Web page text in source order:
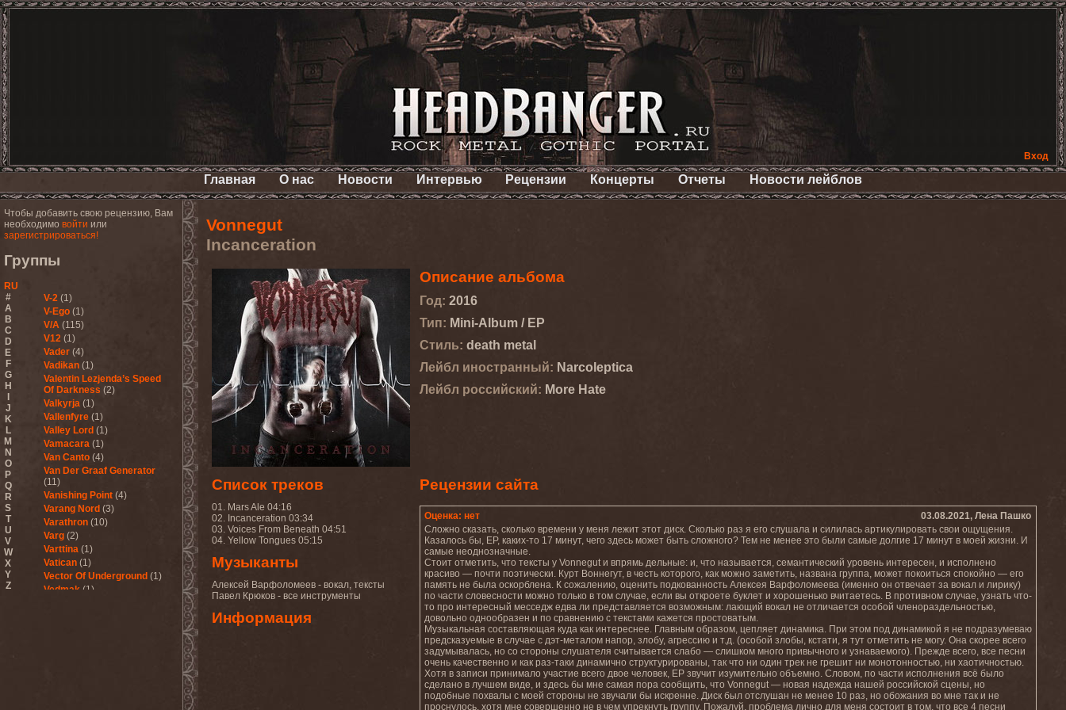
Вход
Главная О нас Новости Интервью Рецензии Концерты Отчеты Новости лейблов
Чтобы добавить свою рецензию, Вам
необходимо войти или
зарегистрироваться!
Группы
RU
#
A
B
C
D
E
F
G
H
J
K
L
M
N
O
P
Q
R
S
T
U
V
W
X
Y
Z
V-2 (1)
V-Ego (1)
V/A (115)
V12 (1)
Vader (4)
Vadikan (1)
Valentin Lezjenda’s Speed
Of Darkness (2)
Valkyrja (1)
Vallenfyre (1)
Valley Lord (1)
Vamacara (1)
Van Canto (4)
Van Der Graaf Generator
(11)
Vanishing Point (4)
Varang Nord (3)
Varathron (10)
Varg (2)
Varttina (1)
Vatican (1)
Vector Of Underground (1)
Vedmak (1)
Vonnegut
Incanceration
Описание альбома
Год: 2016
Тип: Mini-Album / EP
Стиль: death metal
Лейбл иностранный: Narcoleptica
Лейбл роcсийский: More Hate
Список треков
01. Mars Ale 04:16
02. Incanceration 03:34
03. Voices From Beneath 04:51
04. Yellow Tongues 05:15
Музыканты
Алексей Варфоломеев - вокал, тексты
Павел Крюков - все инструменты
Информация
Рецензии сайта
Оценка: нет
03.08.2021, Лена Пашко
Сложно сказать, сколько времени у меня лежит этот диск. Сколько раз я его слушала и силилась артикулировать свои ощущения.
Казалось бы, ЕР, каких-то 17 минут, чего здесь может быть сложного? Тем не менее это были самые долгие 17 минут в моей жизни. И
самые неоднозначные.
Стоит отметить, что тексты у Vonnegut и впрямь дельные: и, что называется, семантический уровень интересен, и исполнено
красиво — почти поэтически. Курт Воннегут, в честь которого, как можно заметить, названа группа, может покоиться спокойно — его
память не была оскорблена. К сожалению, оценить подкованность Алексея Варфоломеева (именно он отвечает за вокал и лирику)
по части словесности можно только в том случае, если вы откроете буклет и хорошенько вчитаетесь. В противном случае, узнать что-
то про интересный месседж едва ли представляется возможным: лающий вокал не отличается особой членораздельностью,
довольно однообразен и по сравнению с текстами кажется простоватым.
Музыкальная составляющая куда как интереснее. Главным образом, цепляет динамика. При этом под динамикой я не подразумеваю
предсказуемые в случае с дэт-металом напор, злобу, агрессию и т.д. (особой злобы, кстати, я тут отметить не могу. Она скорее всего
задумывалась, но со стороны слушателя считывается слабо — слишком много привычного и узнаваемого). Прежде всего, все песни
очень качественно и как раз-таки динамично структурированы, так что ни один трек не грешит ни монотонностью, ни хаотичностью.
Хотя в записи принимало участие всего двое человек, EP звучит изумительно объемно. Словом, по части исполнения всё было
сделано в лучшем виде, и здесь бы мне самая пора сообщить, что Vonnegut — новая надежда нашей российской сцены, но
подобные похвалы с моей стороны не звучали бы искренне. Диск был отслушан не менее 10 раз, но обожания во мне так и не
проснулось, хотя мне совершенно не в чем упрекнуть группу. Пожалуй, проблема лично для меня состоит в том, что все 4 песни